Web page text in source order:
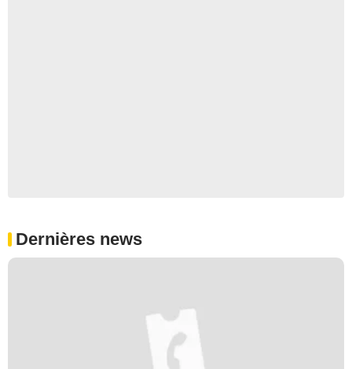
Dernières news